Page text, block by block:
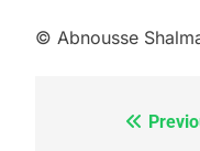
© Abnousse
Navigation